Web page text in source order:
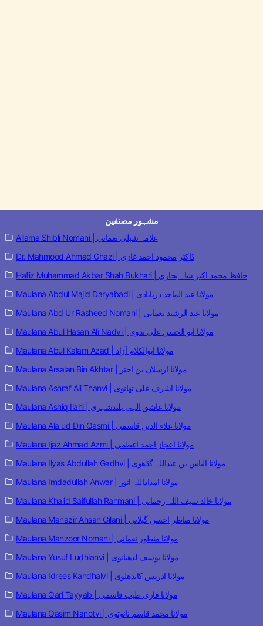
مشہور مصنفین
Allama Shibli Nomani | علامہ شبلی نعمانی
Dr. Mahmood Ahmad Ghazi | ڈاکٹر محمود احمد غازی
Hafiz Muhammad Akbar Shah Bukhari | حافظ محمد اکبر شاہ بخاری
Maulana Abdul Majid Daryabadi | مولانا عبد الماجد دریابادی
Maulana Abd Ur Rasheed Nomani | مولانا عبد الرشید نعمانی
Maulana Abul Hasan Ali Nadvi | مولانا ابو الحسن علی ندوی
Maulana Abul Kalam Azad | مولانا ابوالکلام آزاد
Maulana Arsalan Bin Akhtar | مولانا ارسلان بن اختر
Maulana Ashraf Ali Thanvi | مولانا اشرف علی تھانوی
Maulana Ashiq Ilahi | مولانا عاشق الہی بلندشہری
Maulana Ala ud Din Qasmi | مولانا علاء الدین قاسمی
Maulana Ijaz Ahmad Azmi | مولانا اعجاز احمد اعظمی
Maulana Ilyas Abdullah Gadhvi | مولانا الیاس بن عبداللہ گڈھوی
Maulana Imdadullah Anwar | مولانا امداداللہ انور
Maulana Khalid Saifullah Rahmani | مولانا خالد سیف اللہ رحمانی
Maulana Manazir Ahsan Gilani | مولانا مناظر احسن گیلانی
Maulana Manzoor Nomani | مولانا منظور نعمانی
Maulana Yusuf Ludhianvi | مولانا یوسف لدھیانوی
Maulana Idrees Kandhalvi | مولانا ادریس کاندھلوی
Maulana Qari Tayyab | مولانا قاری طیب قاسمی
Maulana Qasim Nanotvi | مولانا محمد قاسم نانوتوی